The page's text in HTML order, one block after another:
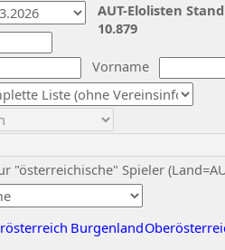
Vorname
"österreichische" Spieler
Burgenland
AUT-Elolisten
10.879